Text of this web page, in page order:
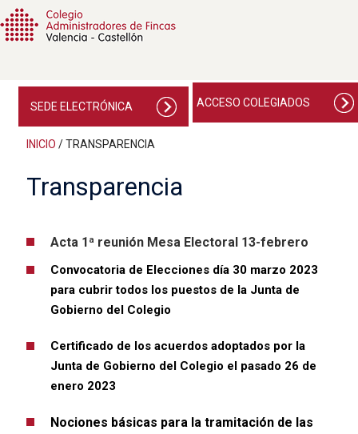
ACCESO COLEGIADOS
SEDE ELECTRÓNICA
INICIO /TRANSPARENCIA
Transparencia
Acta 1ª reunión Mesa Electoral 13-febrero
Convocatoria de Elecciones día 30 marzo 2023
para cubrir todos los puestos de la Junta de
Gobierno del Colegio
Certificado de los acuerdos adoptados por la
Junta de Gobierno del Colegio el pasado 26 de
enero 2023
Nociones básicas para la tramitación de las